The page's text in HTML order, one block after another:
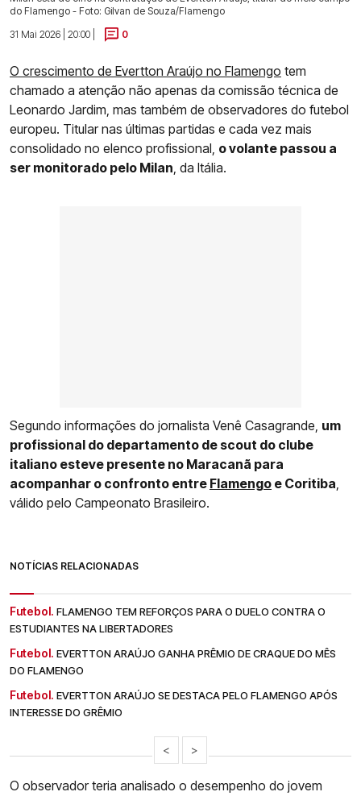
do Flamengo - Foto: Gilvan de Souza/Flamengo
31 Mai 2026 | 20:00 |
0
O crescimento de Evertton Araújo no Flamengo tem
chamado a atenção não apenas da comissão técnica de
Leonardo Jardim, mas também de observadores do futebol
europeu. Titular nas últimas partidas e cada vez mais
consolidado no elenco profissional, o volante passou a
ser monitorado pelo Milan, da Itália.
Segundo informações do jornalista Venê Casagrande, um
profissional do departamento de scout do clube
italiano esteve presente no Maracanã para
acompanhar o confronto entre Flamengo e Coritiba,
válido pelo Campeonato Brasileiro.
NOTÍCIAS RELACIONADAS
Futebol. FLAMENGO TEM REFORÇOS PARA O DUELO CONTRA O
ESTUDIANTES NA LIBERTADORES
Futebol. EVERTTON ARAÚJO GANHA PRÊMIO DE CRAQUE DO MÊS
DO FLAMENGO
Futebol. EVERTTON ARAÚJO SE DESTACA PELO FLAMENGO APÓS
INTERESSE DO GRÊMIO
< >
O observador teria analisado o desempenho do jovem